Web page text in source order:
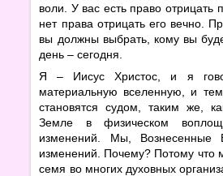
воли. У вас есть право отрицать
нет права отрицать его вечно.
вы должны выбрать, кому вы
день – сегодня.
Я – Иисус Христос, и я
материальную вселенную, и
становятся судом, таким же,
Земле в физическом
изменений. Мы, Вознесенные
изменений. Почему? Потому что
семя во многих духовных